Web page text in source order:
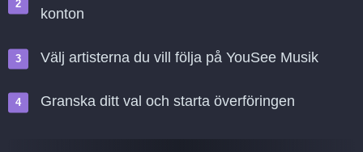
konton
Välj artisterna du vill följa på YouSee Musik
Granska ditt val och starta överföringen